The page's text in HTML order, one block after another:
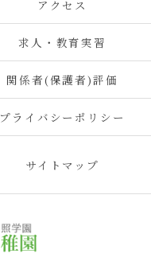
アクセス
求人・教育実習
関係者(保護者)評価
プライバシーポリシー
サイトマップ